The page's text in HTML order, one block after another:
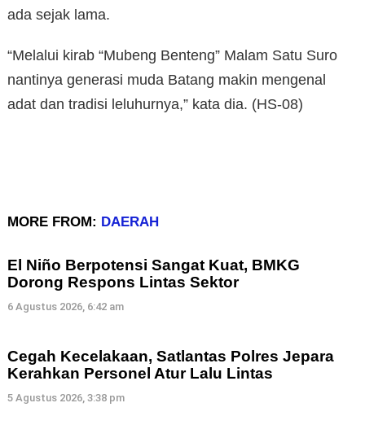
ada sejak lama.
“Melalui kirab “Mubeng Benteng” Malam Satu Suro
nantinya generasi muda Batang makin mengenal
adat dan tradisi leluhurnya,” kata dia. (HS-08)
MORE FROM: DAERAH
El Niño Berpotensi Sangat Kuat, BMKG
Dorong Respons Lintas Sektor
6 Agustus 2026, 6:42 am
Cegah Kecelakaan, Satlantas Polres Jepara
Kerahkan Personel Atur Lalu Lintas
5 Agustus 2026, 3:38 pm